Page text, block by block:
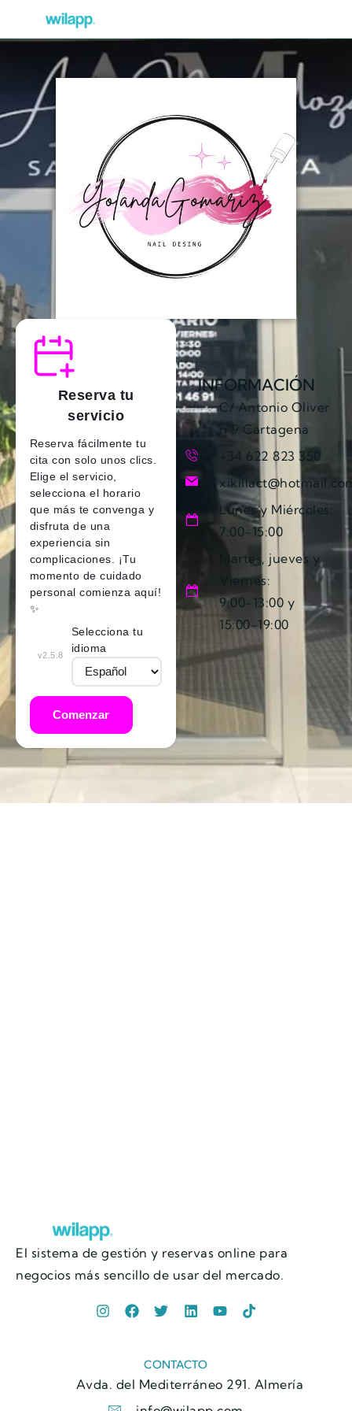
INFORMACIÓN
C/ Antonio Oliver
n°9 Cartagena
+34 622 823 350
Lunes y Miércoles:
7:00-15:00
Martes, jueves y
Viernes:
9:00-13:00 y
15:00-19:00
El sistema de gestión y reservas online para
negocios más sencillo de usar del mercado.
CONTACTO
Avda. del Mediterráneo 291. Almería